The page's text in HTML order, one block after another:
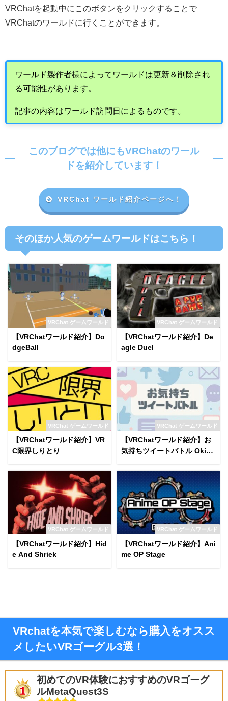
VRChatを起動中にこのボタンをクリックすることで
VRChatのワールドに行くことができます。
ワールド製作者様によってワールドは更新＆削除され
る可能性があります。
記事の内容はワールド訪問日によるものです。
このブログでは他にもVRChatのワール
ドを紹介しています！
VRChat ワールド紹介ページへ！
そのほか人気のゲームワールドはこちら！
VRChat ゲームワールド
【VRChatワールド紹介】Do
dgeBall
VRChat ゲームワールド
【VRChatワールド紹介】De
agle Duel
VRChat ゲームワールド
【VRChatワールド紹介】VR
C限界しりとり
VRChat ゲームワールド
【VRChatワールド紹介】お
気持ちツイートバトル Okim
VRChat ゲームワールド
【VRChatワールド紹介】Hid
e And Shriek
VRChat ゲームワールド
【VRChatワールド紹介】Ani
me OP Stage
VRchatを本気で楽しむなら購入をオスス
メしたいVRゴーグル3選！
初めてのVR体験におすすめのVRゴーグ
ルMetaQuest3S